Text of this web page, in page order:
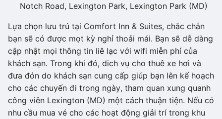
Notch Road, Lexington Park, Lexington Park (MD)
Lựa chọn lưu trú tại Comfort Inn & Suites, chắc chắn
bạn sẽ có được mọt kỳ nghỉ thoải mái. Bạn sẽ dễ dàng
cập nhật mọi thông tin liê lạc với wifi miễn phí của
khách sạn. Trong khi đó, dich vụ cho thuê xe hơi và
đưa đón do khách sạn cung cấp giúp bạn lên kế hoạch
cho các chuyến đi trong ngày, tham quan xung quanh
công viên Lexington (MD) một cách thuận tiện. Nếu có
nhu cầu mua vé cho các hoạt động giải trí trong khu